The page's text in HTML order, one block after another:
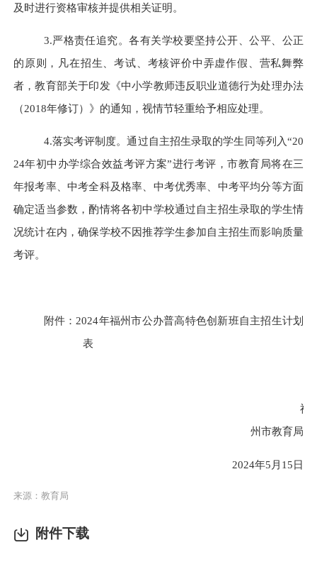
及时进行资格审核并提供相关证明。
3.严格责任追究。各有关学校要坚持公开、公平、公正
的原则，凡在招生、考试、考核评价中弄虚作假、营私舞弊
者，教育部关于印发《中小学教师违反职业道德行为处理办法
（2018年修订）》的通知，视情节轻重给予相应处理。
4.落实考评制度。通过自主招生录取的学生同等列入“20
24年初中办学综合效益考评方案”进行考评，市教育局将在三
年报考率、中考全科及格率、中考优秀率、中考平均分等方面
确定适当参数，酌情将各初中学校通过自主招生录取的学生情
况统计在内，确保学校不因推荐学生参加自主招生而影响质量
考评。
附件： 2024年福州市公办普高特色创新班自主招生计划
表
福
州市教育局
2024年5 月 15日
来源：教育局
附件下载